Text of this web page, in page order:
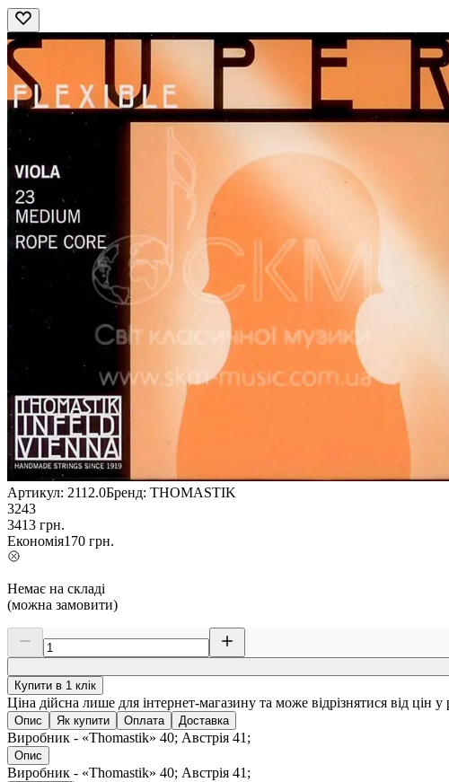
Артикул: 2112.0Бренд: THOMASTIK
3243
3413 грн.
Економія170 грн.
Немає на складі
(можна замовити)
Купити в 1 клік
Ціна дійсна лише для інтернет-магазину та може відрізнятися від цін
Опис Як купити Оплата Доставка
Виробник - «Thomastik» 40; Австрія 41;
Опис
Виробник - «Thomastik» 40; Австрія 41;